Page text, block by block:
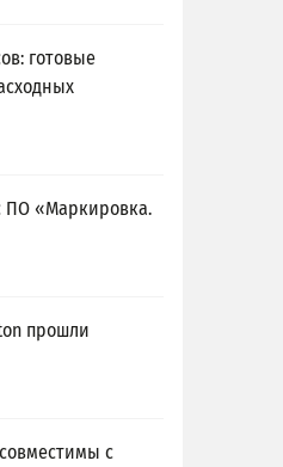
готовые
ПО «Маркировка.
прошли
с